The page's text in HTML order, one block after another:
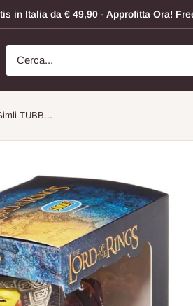
in Italia da € 49,90 - Approfitta Ora!
TUBB...